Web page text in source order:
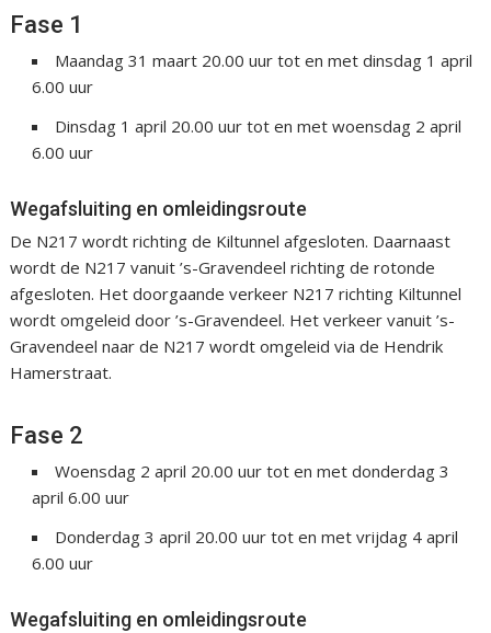
Fase 1
Maandag 31 maart 20.00 uur tot en met dinsdag 1 april
6.00 uur
Dinsdag 1 april 20.00 uur tot en met woensdag 2 april
6.00 uur
Wegafsluiting en omleidingsroute
De N217 wordt richting de Kiltunnel afgesloten. Daarnaast
wordt de N217 vanuit ’s-Gravendeel richting de rotonde
afgesloten. Het doorgaande verkeer N217 richting Kiltunnel
wordt omgeleid door ’s-Gravendeel. Het verkeer vanuit ’s-
Gravendeel naar de N217 wordt omgeleid via de Hendrik
Hamerstraat.
Fase 2
Woensdag 2 april 20.00 uur tot en met donderdag 3
april 6.00 uur
Donderdag 3 april 20.00 uur tot en met vrijdag 4 april
6.00 uur
Wegafsluiting en omleidingsroute